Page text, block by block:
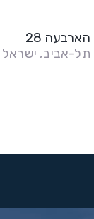
הארבעה 28
תל-אביב, ישראל